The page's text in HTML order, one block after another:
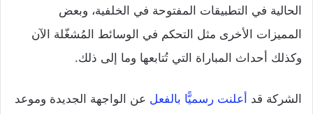
الحالية في التطبيقات المفتوحة في الخلفية، وبعض
المميزات الأخرى مثل التحكم في الوسائط المُشغّلة الآن
وكذلك أحداث المباراة التي تُتابعها وما إلى ذلك.
الشركة قد أعلنت رسميًّا بالفعل عن الواجهة الجديدة وموعد